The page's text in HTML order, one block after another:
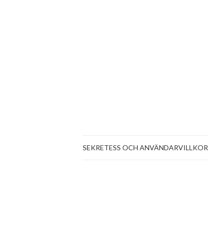
SEKRETESS OCH ANVÄNDARVILLKOR